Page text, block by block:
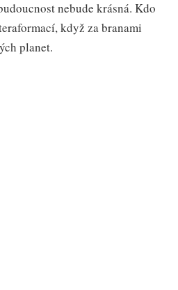
nebude krásná. Kdo
když za branami
planet.